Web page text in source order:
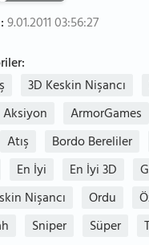
9.01.2011 03:56:27
3D Keskin Nişancı
Aksiyon ArmorGames
Atış Bordo Bereliler
En İyi En İyi 3D
Nişancı Ordu
Sniper Süper